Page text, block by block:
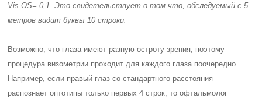
Vis OS= 0,1. Это свидетельствует о том что, обследуемый с 5
метров видит буквы 10 строки.
Возможно, что глаза имеют разную остроту зрения, поэтому
процедура визометрии проходит для каждого глаза поочередно.
Например, если правый глаз со стандартного расстояния
распознает оптотипы только первых 4 строк, то офтальмолог